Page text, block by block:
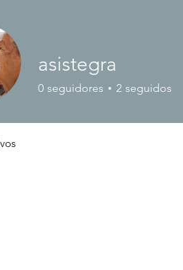
asistegra
0 seguidores 2 seguidos